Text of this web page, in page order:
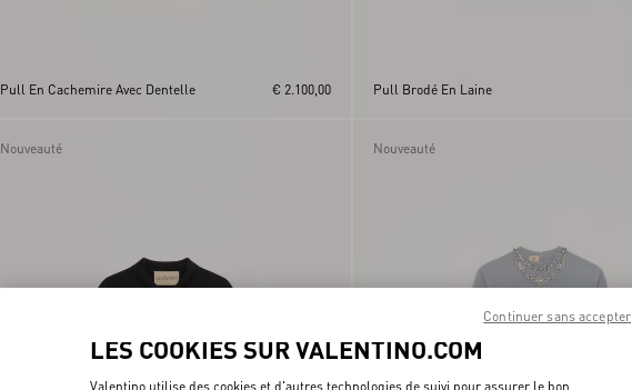
Pull En Cachemire Avec Dentelle € 2.100,00 Pull Brodé En Laine
Nouveauté Nouveauté
LES COOKIES SUR VALENTINO.COM
Valentino utilise des cookies et d'autres technologies de suivi pour assurer le bon
Continuer sans accepter